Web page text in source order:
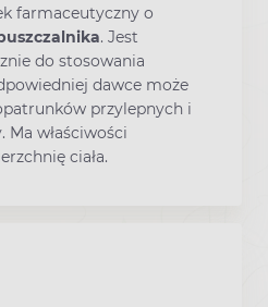
farmaceutyczny o
. Jest
do stosowania
dawce może
przylepnych i
Ma właściwości
ciała.